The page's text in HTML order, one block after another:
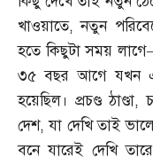
খাওয়াতে,নতুন
হতে কিছুটা সময় লাগে
৩৫ বছর আগে যখন
হয়েছিল। প্রচণ্ড ঠাণ্ডা,
দেশ,যা দেখি তাই
বনে যারেই দেখি